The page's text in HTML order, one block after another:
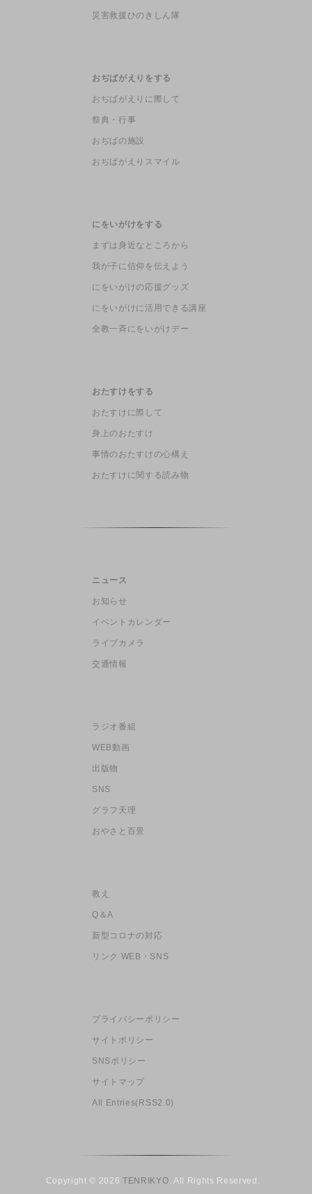
災害救援ひのきしん隊
おぢばがえりをする
おぢばがえりに際して
祭典・行事
おぢばの施設
おぢばがえりスマイル
にをいがけをする
まずは身近なところから
我が子に信仰を伝えよう
にをいがけの応援グッズ
にをいがけに活用できる講座
全教一斉にをいがけデー
おたすけをする
おたすけに際して
身上のおたすけ
事情のおたすけの心構え
おたすけに関する読み物
ニュース
お知らせ
イベントカレンダー
ライブカメラ
交通情報
ラジオ番組
WEB動画
出版物
SNS
グラフ天理
おやさと百景
教え
Q＆A
新型コロナの対応
リンク WEB・SNS
プライバシーポリシー
サイトポリシー
SNSポリシー
サイトマップ
All Entries(RSS2.0)
Copyright © 2026TENRIKYO . All Rights Reserved.